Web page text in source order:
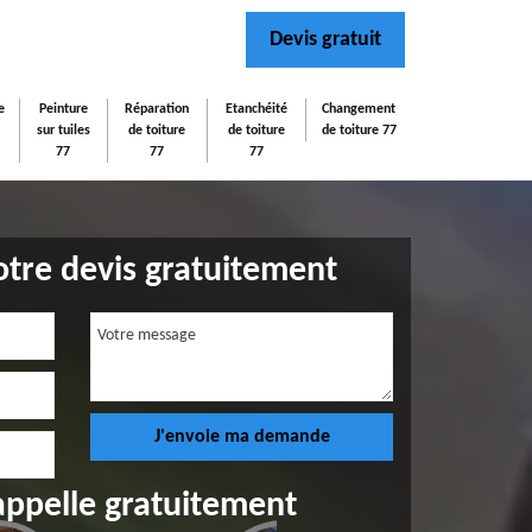
Devis gratuit
Peinture
sur tuiles
77
Réparation
de toiture
77
Etanchéité
de toiture
77
Changement
de toiture 77
devis gratuitement
gratuitement